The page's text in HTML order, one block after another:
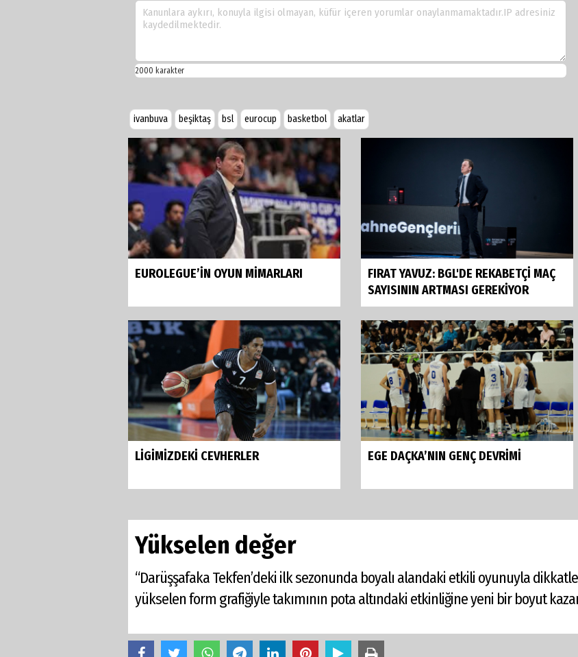
ivanbuva beşiktaş bsl eurocup basketbol akatlar
EUROLEGUE’İN OYUN MİMARLARI
FIRAT YAVUZ: BGL'DE REKABETÇİ MAÇ
SAYISININ ARTMASI GEREKİYOR
LİGİMİZDEKİ CEVHERLER EGE DAÇKA’NIN GENÇ DEVRİMİ
Yükselen değer
“Darüşşafaka Tekfen’deki ilk sezonunda boyalı alandaki etkili oyunuyla
yükselen form grafiğiyle takımının pota altındaki etkinliğine yeni bir boyut